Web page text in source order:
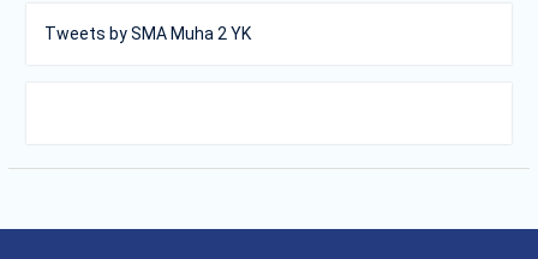
Tweets by SMA Muha 2 YK